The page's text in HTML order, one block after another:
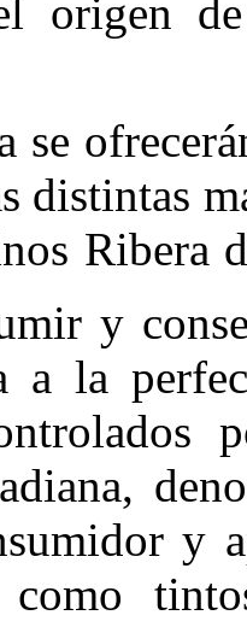
origen
se
distintas
Ribera
y
a la
y